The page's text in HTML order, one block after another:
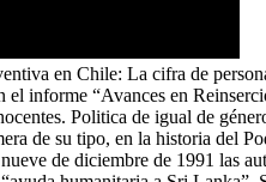
en Chile: La cifra de
informe “Avances en
Politica de igual de
de su tipo, en la historia del
de diciembre de 1991 las